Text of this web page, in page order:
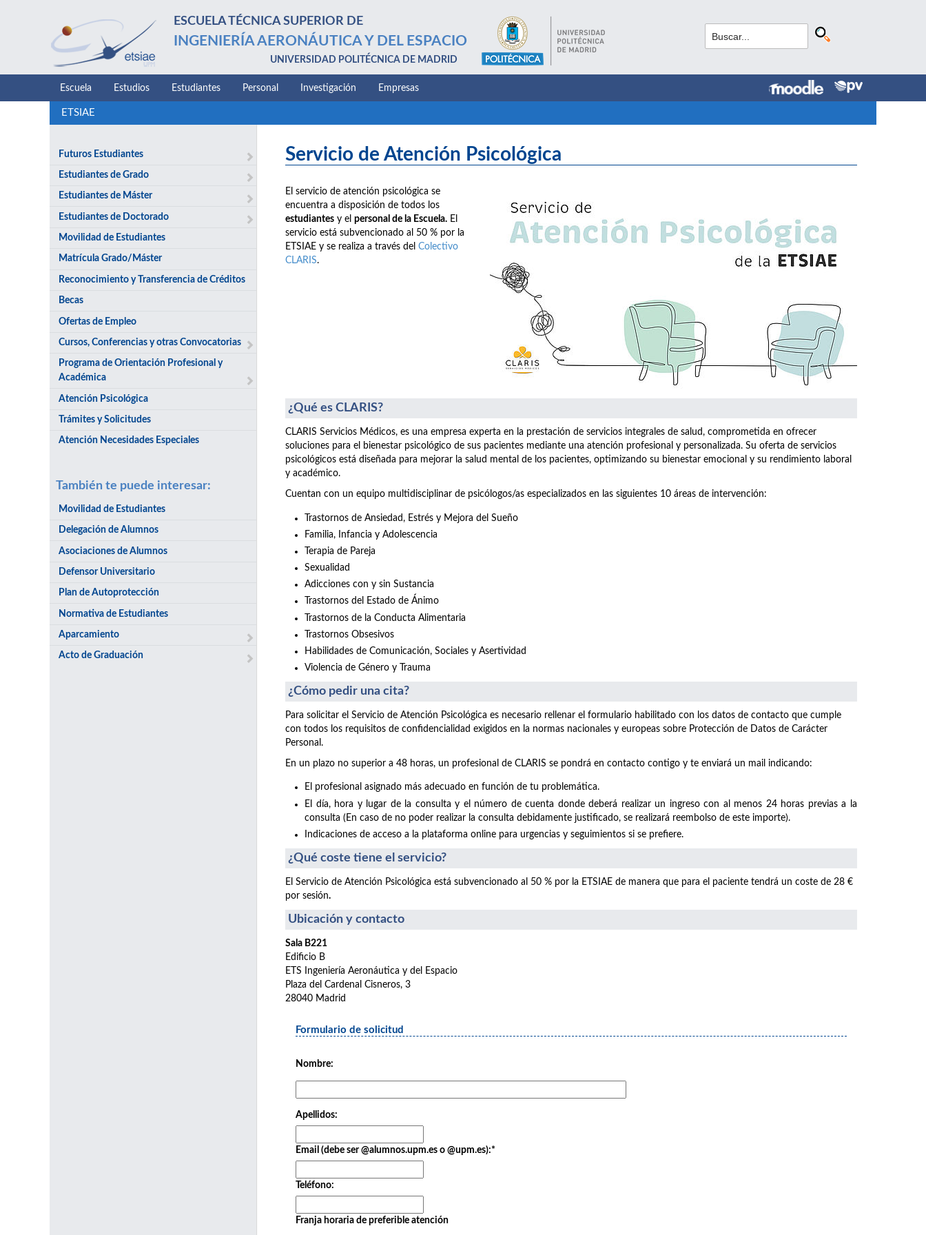
ESCUELA TÉCNICA SUPERIOR DE
INGENIERÍA AERONÁUTICA Y DEL ESPACIO
UNIVERSIDAD POLITÉCNICA DE MADRID
Escuela Estudios Estudiantes Personal Investigación Empresas
ETSIAE
Futuros Estudiantes
Estudiantes de Grado
Estudiantes de Máster
Estudiantes de Doctorado
Movilidad de Estudiantes
Matrícula Grado/Máster
Reconocimiento y Transferencia de Créditos
Becas
Ofertas de Empleo
Cursos, Conferencias y otras Convocatorias
Programa de Orientación Profesional y
Académica
Atención Psicológica
Trámites y Solicitudes
Atención Necesidades Especiales
También te puede interesar:
Movilidad de Estudiantes
Delegación de Alumnos
Asociaciones de Alumnos
Defensor Universitario
Plan de Autoprotección
Normativa de Estudiantes
Aparcamiento
Acto de Graduación
Servicio de Atención Psicológica
El servicio de atención psicológica se
encuentra a disposición de todos los
estudiantes y el personal de la Escuela. El
servicio está subvencionado al 50 % por la
ETSIAE y se realiza a través del Colectivo
CLARIS.
¿Qué es CLARIS?
CLARIS Servicios Médicos, es una empresa experta en la prestación de servicios integrales de salud, comprometida en ofrecer
soluciones para el bienestar psicológico de sus pacientes mediante una atención profesional y personalizada. Su oferta de servicios
psicológicos está diseñada para mejorar la salud mental de los pacientes, optimizando su bienestar emocional y su rendimiento laboral
y académico.
Cuentan con un equipo multidisciplinar de psicólogos/as especializados en las siguientes 10 áreas de intervención:
Trastornos de Ansiedad, Estrés y Mejora del Sueño
Familia, Infancia y Adolescencia
Terapia de Pareja
Sexualidad
Adicciones con y sin Sustancia
Trastornos del Estado de Ánimo
Trastornos de la Conducta Alimentaria
Trastornos Obsesivos
Habilidades de Comunicación, Sociales y Asertividad
Violencia de Género y Trauma
¿Cómo pedir una cita?
Para solicitar el Servicio de Atención Psicológica es necesario rellenar el formulario habilitado con los datos de contacto que cumple
con todos los requisitos de confidencialidad exigidos en la normas nacionales y europeas sobre Protección de Datos de Carácter
Personal.
En un plazo no superior a 48 horas, un profesional de CLARIS se pondrá en contacto contigo y te enviará un mail indicando:
El profesional asignado más adecuado en función de tu problemática.
El día, hora y lugar de la consulta y el número de cuenta donde deberá realizar un ingreso con al menos 24 horas previas a la
consulta (En caso de no poder realizar la consulta debidamente justificado, se realizará reembolso de este importe).
Indicaciones de acceso a la plataforma online para urgencias y seguimientos si se prefiere.
¿Qué coste tiene el servicio?
El Servicio de Atención Psicológica está subvencionado al 50 % por la ETSIAE de manera que para el paciente tendrá un coste de 28 €
por sesión.
Ubicación y contacto
Sala B221
Edificio B
ETS Ingeniería Aeronáutica y del Espacio
Plaza del Cardenal Cisneros, 3
28040 Madrid
Formulario de solicitud
Nombre:
Apellidos:
Email (debe ser @alumnos.upm.es o @upm.es):*
Teléfono:
Franja horaria de preferible atención